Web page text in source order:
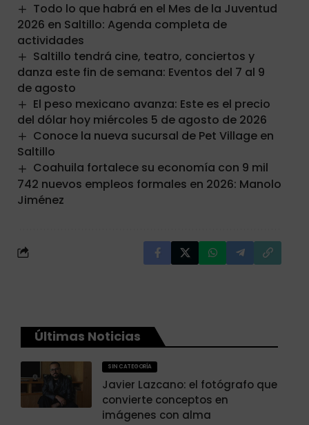
Todo lo que habrá en el Mes de la Juventud
2026 en Saltillo: Agenda completa de
actividades
Saltillo tendrá cine, teatro, conciertos y
danza este fin de semana: Eventos del 7 al 9
de agosto
El peso mexicano avanza: Este es el precio
del dólar hoy miércoles 5 de agosto de 2026
Conoce la nueva sucursal de Pet Village en
Saltillo
Coahuila fortalece su economía con 9 mil
742 nuevos empleos formales en 2026: Manolo
Jiménez
Últimas Noticias
SIN CATEGORÍA
Javier Lazcano: el fotógrafo que
convierte conceptos en
imágenes con alma